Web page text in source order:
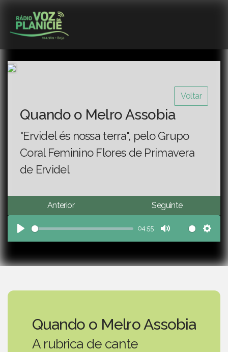
Voltar
Quando o Melro Assobia
"Ervidel és nossa terra", pelo Grupo
Coral Feminino Flores de Primavera
de Ervidel
Anterior Seguinte
Play
04:55
Mute
Quando o Melro Assobia
A rubrica de cante